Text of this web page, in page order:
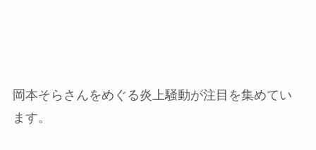
岡本そらさんをめぐる炎上騒動が注目を集めてい
ます。